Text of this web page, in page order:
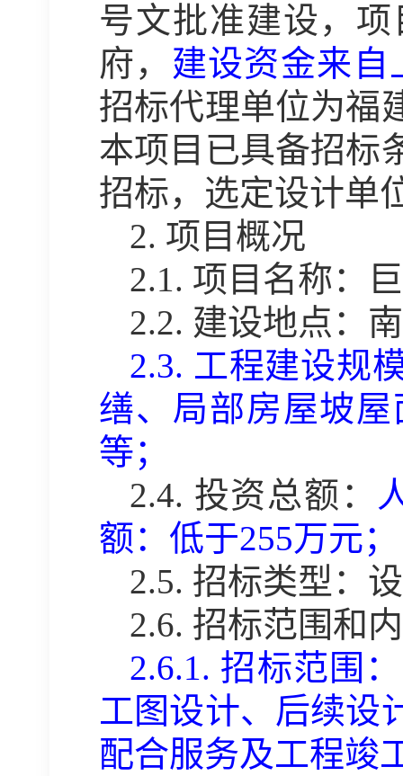
号文批准建设，
府， 建设资金来自
招标代理单位为福
本项目已具备招标
招标，选定设计单
2. 项目概况
2.1. 项目名称：
2.2. 建设地点：
2.3. 工程建设规
缮、局部房屋坡
等；
2.4. 投资总额：
额： 低于255万元；
2.5. 招标类型：
2.6. 招标范围和
2.6.1. 招标范围
工图设计、后续设
配合服务及工程竣